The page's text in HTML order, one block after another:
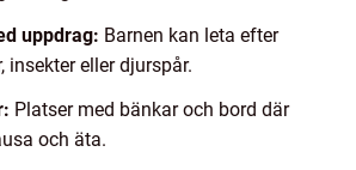
uppdrag: Barnen kan leta efter
insekter eller djurspår.
Platser med bänkar och bord där
och äta.